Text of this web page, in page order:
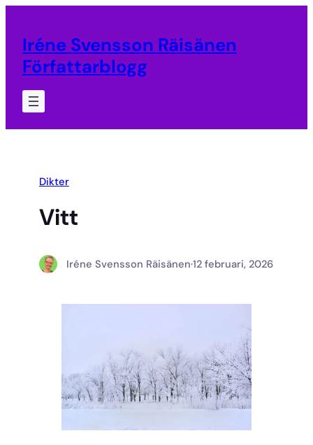
innehåll
Iréne Svensson Räisänen
Författarblogg
Dikter
Vitt
Iréne Svensson Räisänen·12 februari, 2026